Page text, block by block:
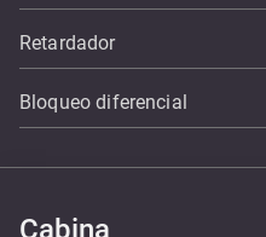
Retardador
Bloqueo diferencial
Cabina